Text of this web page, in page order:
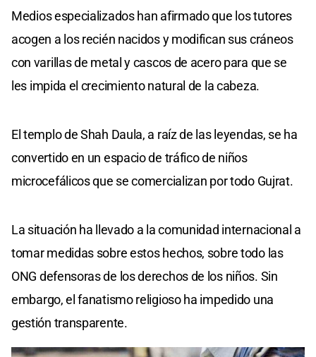
Medios especializados han afirmado que los tutores
acogen a los recién nacidos y modifican sus cráneos
con varillas de metal y cascos de acero para que se
les impida el crecimiento natural de la cabeza.
El templo de Shah Daula, a raíz de las leyendas, se ha
convertido en un espacio de tráfico de niños
microcefálicos que se comercializan por todo Gujrat.
La situación ha llevado a la comunidad internacional a
tomar medidas sobre estos hechos, sobre todo las
ONG defensoras de los derechos de los niños. Sin
embargo, el fanatismo religioso ha impedido una
gestión transparente.